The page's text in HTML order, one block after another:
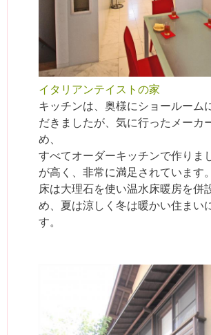
イタリアンテイストの家
キッチンは、奥様にショールーム
だきましたが、気に行ったメーカ
め、
すべてオーダーキッチンで作りま
が高く、非常に満足されています。
床は大理石を使い温水床暖房を併
め、夏は涼しく冬は暖かい住まい
す。